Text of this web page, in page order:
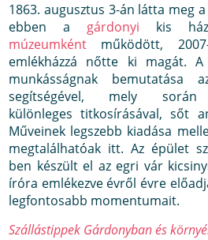
1863. augusztus 3-án látta meg
ebben a gárdonyi kis
múzeumként működött,
emlékházzá nőtte ki magát.
munkásságnak bemutatása
segítségével, mely során
különleges titkosírásával, sőt
Műveinek legszebb kiadása
megtalálhatóak itt. Az épület
ben készült el az egri vár
íróra emlékezve évről évre
legfontosabb momentumait.
Szállástippek Gárdonyban és